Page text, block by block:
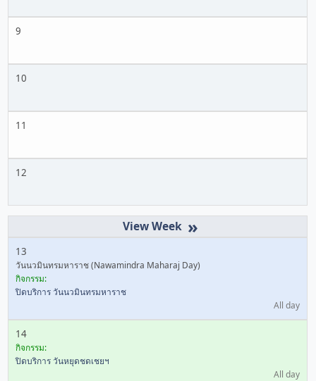
9
10
11
12
»
13
วันนวมินทรมหาราช (Nawamindra Maharaj Day)
กิจกรรม:
ปิดบริการ วันนวมินทรมหาราช
All day
14
กิจกรรม:
ปิดบริการ วันหยุดชดเชยฯ
All day